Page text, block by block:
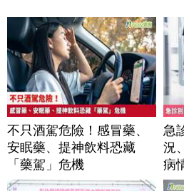
不只酒駕危險！感冒藥、
安眠藥、提神飲料恐藏
「藥駕」危機
急
況
病